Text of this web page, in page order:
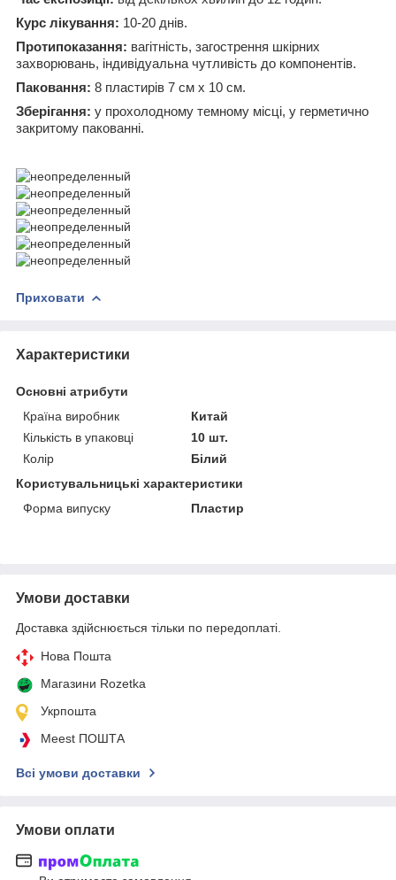
Курс лікування: 10-20 днів.
Протипоказання: вагітність, загострення шкірних
захворювань, індивідуальна чутливість до компонентів.
Паковання: 8 пластирів 7 см х 10 см.
Зберігання: у прохолодному темному місці, у герметично
закритому пакованні.
Приховати
Характеристики
Основні атрибути
Країна виробник
Китай
Кількість в упаковці
10 шт.
Колір
Білий
Користувальницькі характеристики
Форма випуску
Пластир
Умови доставки
Доставка здійснюється тільки по передоплаті.
Нова Пошта
Магазини Rozetka
Укрпошта
Meest ПОШТА
Всі умови доставки
Умови оплати